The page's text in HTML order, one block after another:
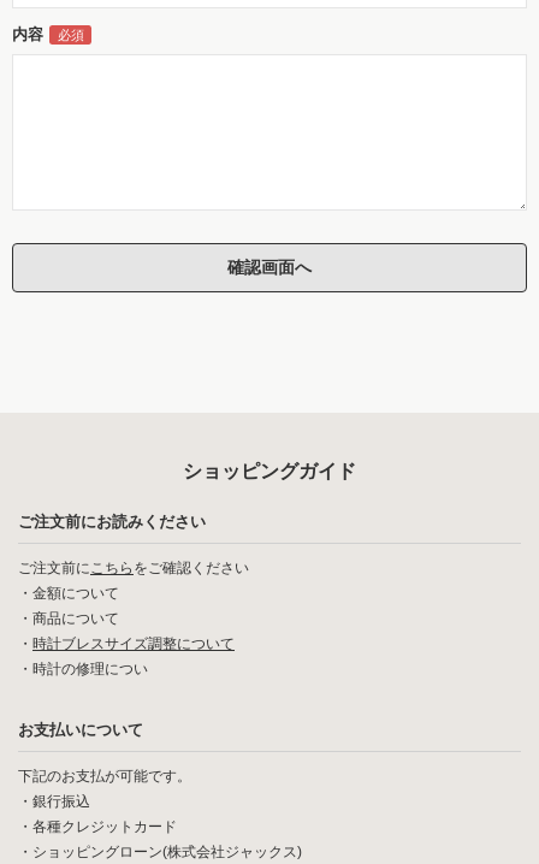
内容
ショッピングガイド
ご注文前にお読みください
ご注文前にこちら をご確認ください
・ 金額について
・ 商品について
・ 時計ブレスサイズ調整について
・ 時計の修理につい
お支払いについて
下記のお支払が可能です。
・銀行振込
・各種クレジットカード
・ショッピングローン(株式会社ジャックス)